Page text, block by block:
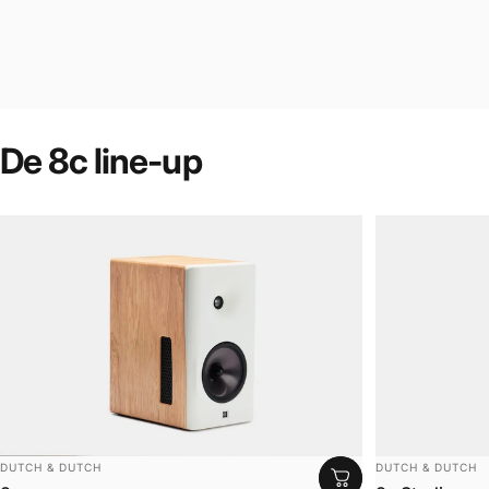
De8cline-up
Leverancier:
DUTCH & DUTCH Leverancier:
DUTCH & DUTCH